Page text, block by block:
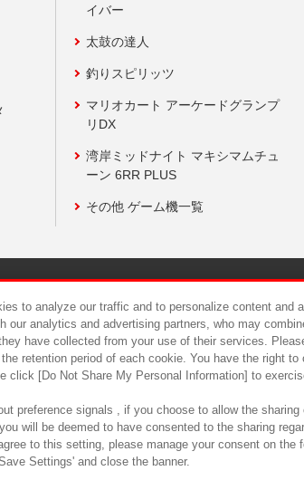
イバー
太鼓の達人
釣りスピリッツ
マリオカート アーケードグランプ
リDX
湾岸ミッドナイト マキシマムチュ
ーン 6RR PLUS
その他 ゲーム機一覧
食品のご提供について カスタマーハラス
to analyze our traffic and to personalize content and
our analytics and advertising partners, who may
have collected from your use of their services.
retention period of each cookie. You have the right to
click [Do Not Share My Personal Information] to
preference signals , if you choose to allow the sharing
will be deemed to have consented to the sharing
to this setting, please manage your consent on the
Settings' and close the banner.